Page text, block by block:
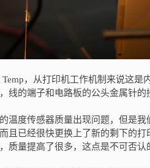
，从打印机工作机制来说这
线的端子和电路板的公头金属针的
温度传感器质量出现问题，但是
且已经很快更换上了新的剩下的打
质量提高了很多，这点是不可否认